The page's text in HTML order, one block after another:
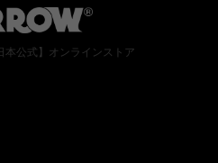
本公式】オンラインストア